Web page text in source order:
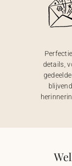
details,